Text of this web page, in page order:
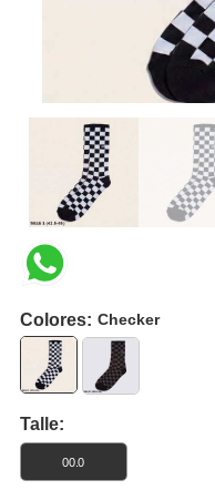
Colores: Checker
Talle:
00.0